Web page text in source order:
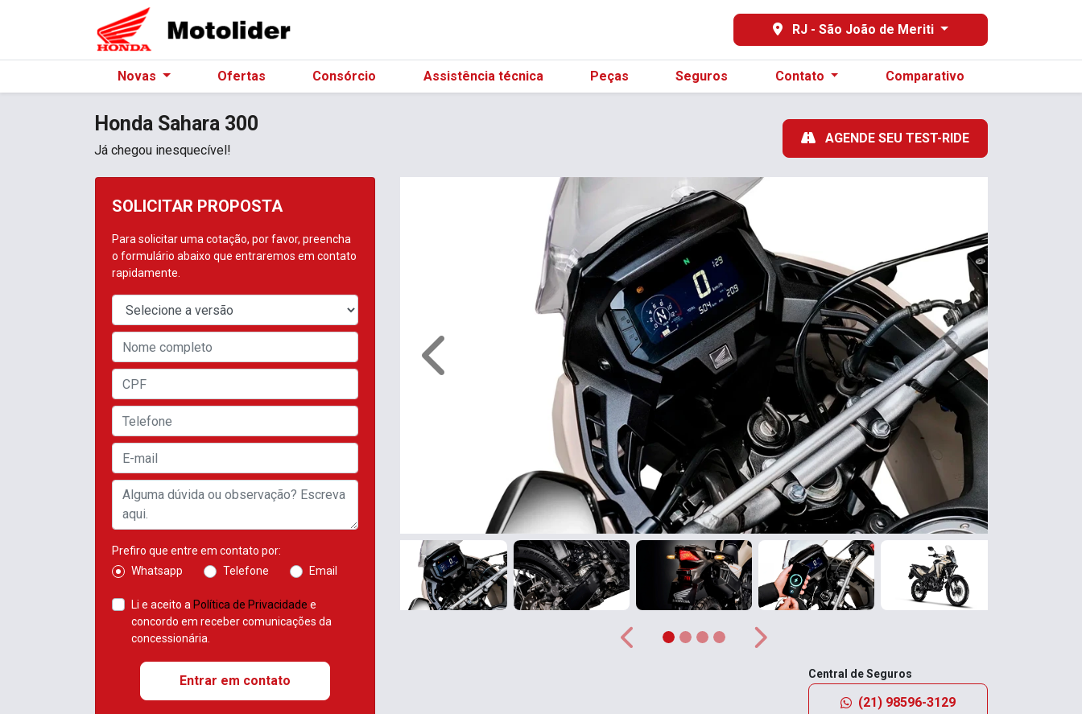
RJ - São João de Meriti
Novas Ofertas Consórcio Assistência técnica Peças Seguros Contato Comparativo
Honda Sahara 300
Já chegou inesquecível!
AGENDE SEU TEST-RIDE
SOLICITAR PROPOSTA
Para solicitar uma cotação, por favor, preencha
o formulário abaixo que entraremos em contato
rapidamente.
Prefiro que entre em contato por:
Whatsapp
Telefone Email
Li e aceito a Política de Privacidade e
concordo em receber comunicações da
concessionária.
Entrar em contato
Anterior Próximo
Anterior Próximo
Central de Seguros
(21) 98596-3129